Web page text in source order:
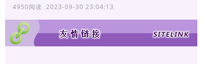
4950阅读 2023-09-30 23:04:13